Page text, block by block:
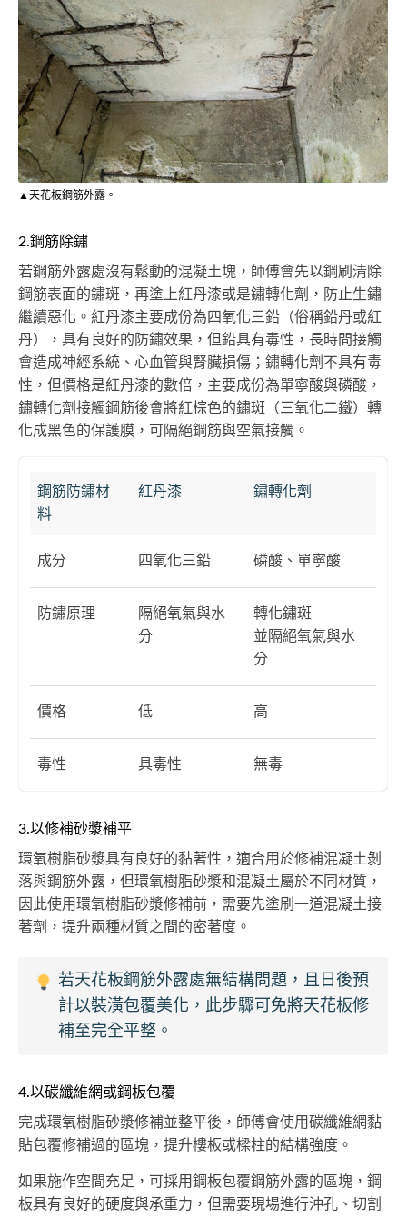
▲天花板鋼筋外露。
2.鋼筋除鏽
若鋼筋外露處沒有鬆動的混凝土塊，師傅會先以鋼刷清除
鋼筋表面的鏽斑，再塗上紅丹漆或是鏽轉化劑，防止生鏽
繼續惡化。紅丹漆主要成份為四氧化三鉛（俗稱鉛丹或紅
丹），具有良好的防鏽效果，但鉛具有毒性，長時間接觸
會造成神經系統、心血管與腎臟損傷；鏽轉化劑不具有毒
性，但價格是紅丹漆的數倍，主要成份為單寧酸與磷酸，
鏽轉化劑接觸鋼筋後會將紅棕色的鏽斑（三氧化二鐵）轉
化成黑色的保護膜，可隔絕鋼筋與空氣接觸。
鋼筋防鏽材
料
紅丹漆 鏽轉化劑
成分 四氧化三鉛 磷酸、單寧酸
防鏽原理
隔絕氧氣與水
分
轉化鏽斑
並隔絕氧氣與水
分
價格 低 高
毒性 具毒性 無毒
3.以修補砂漿補平
環氧樹脂砂漿具有良好的黏著性，適合用於修補混凝土剝
落與鋼筋外露，但環氧樹脂砂漿和混凝土屬於不同材質，
因此使用環氧樹脂砂漿修補前，需要先塗刷一道混凝土接
著劑，提升兩種材質之間的密著度。
若天花板鋼筋外露處無結構問題，且日後預
計以裝潢包覆美化，此步驟可免將天花板修
補至完全平整。
4.以碳纖維網或鋼板包覆
完成環氧樹脂砂漿修補並整平後，師傅會使用碳纖維網黏
貼包覆修補過的區塊，提升樓板或樑柱的結構強度。
如果施作空間充足，可採用鋼板包覆鋼筋外露的區塊，鋼
板具有良好的硬度與承重力，但需要現場進行沖孔、切割